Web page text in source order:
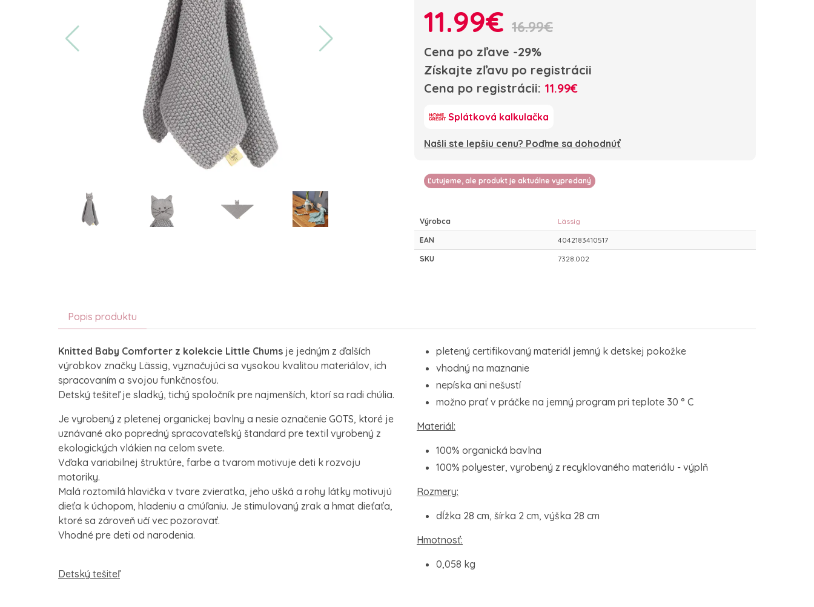
11.99€ 16.99€
Cena po zľave -29%
Získajte zľavu po registrácii
Cena po registrácii: 11.99€
Splátková kalkulačka
Našli ste lepšiu cenu? Poďme sa dohodnúť
Ľutujeme, ale produkt je aktuálne vypredaný
Výrobca Lässig
EAN 4042183410517
SKU 7328.002
Popis produktu
Knitted Baby Comforter z kolekcie Little Chums je jedným z ďalších
výrobkov značky Lässig, vyznačujúci sa vysokou kvalitou materiálov, ich
spracovaním a svojou funkčnosťou.
Detský tešiteľ je sladký, tichý spoločník pre najmenších, ktorí sa radi chúlia.
Je vyrobený z pletenej organickej bavlny a nesie označenie GOTS, ktoré je
uznávané ako popredný spracovateľský štandard pre textil vyrobený z
ekologických vlákien na celom svete.
Vďaka variabilnej štruktúre, farbe a tvarom motivuje deti k rozvoju
motoriky.
Malá roztomilá hlavička v tvare zvieratka, jeho ušká a rohy látky motivujú
dieťa k úchopom, hladeniu a cmúľaniu. Je stimulovaný zrak a hmat dieťaťa,
ktoré sa zároveň učí vec pozorovať.
Vhodné pre deti od narodenia.
Detský tešiteľ
pletený certifikovaný materiál jemný k detskej pokožke
vhodný na maznanie
nepíska ani nešustí
možno prať v práčke na jemný program pri teplote 30 ° C
Materiál:
100% organická bavlna
100% polyester, vyrobený z recyklovaného materiálu - výplň
Rozmery:
dĺžka 28 cm, šírka 2 cm, výška 28 cm
Hmotnosť:
0,058 kg